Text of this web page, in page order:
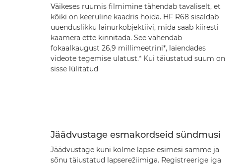
Väikeses ruumis filmimine tähendab tavaliselt, et
kõiki on keeruline kaadris hoida. HF R68 sisaldab
uuenduslikku lainurkobjektiivi, mida saab kiiresti
kaamera ette kinnitada. See vähendab
fokaalkaugust 26,9 millimeetrini*, laiendades
videote tegemise ulatust.* Kui täiustatud suum on
sisse lülitatud
Jäädvustage esmakordseid sündmusi
Jäädvustage kuni kolme lapse esimesi samme ja
sõnu täiustatud lapserežiimiga. Registreerige iga